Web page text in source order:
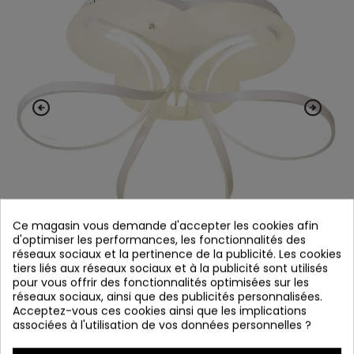
SALUT. 2771 LED PLAFION
Ce magasin vous demande d'accepter les cookies afin
d'optimiser les performances, les fonctionnalités des
réseaux sociaux et la pertinence de la publicité. Les cookies
tiers liés aux réseaux sociaux et à la publicité sont utilisés
pour vous offrir des fonctionnalités optimisées sur les
réseaux sociaux, ainsi que des publicités personnalisées.
Acceptez-vous ces cookies ainsi que les implications
associées à l'utilisation de vos données personnelles ?